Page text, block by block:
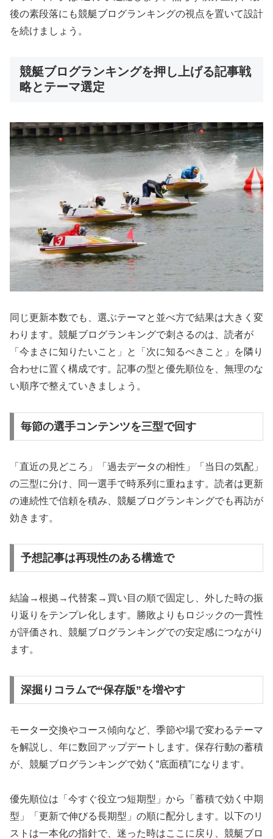
後の素段落にも競艇ブログランキングの視点を置いて設計
を続けましょう。
競艇ブログランキングを押し上げる記事戦
略とテーマ選定
同じ更新本数でも、選ぶテーマと並べ方で結果は大きく変
わります。競艇ブログランキングで刺さるのは、読者が
「今まさに知りたいこと」と「次に知るべきこと」を隣り
合わせに置く構成です。記事の型と優先順位を、無理のな
い順序で整えていきましょう。
毎節の選手コンテンツを三型で回す
「直近の見どころ」「過去データの相性」「当日の気配」
の三型に分け、同一選手で時系列に重ねます。読者は更新
の連続性で信頼を積み、競艇ブログランキングでも再訪が
効きます。
予想記事は再現性のある構造で
結論→根拠→代替案→買い目の順で固定し、外した時の振
り返りをテンプレ化します。勝敗よりもロジックの一貫性
が評価され、競艇ブログランキングでの安定感につながり
ます。
深掘りコラムで“保存版”を増やす
モーター交換やコース傾向など、季節や場で変わるテーマ
を解説し、年に数回アップデートします。保存行動の蓄積
が、競艇ブログランキングで効く“底面積”になります。
優先順位は「今すぐ役立つ短期型」から「蓄積で効く中期
型」「更新で伸びる長期型」の順に配分します。以下のリ
ストは一本化の指針で、迷った時はここに戻り、競艇ブロ